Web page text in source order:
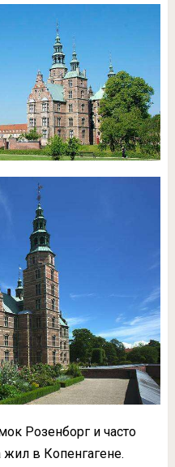
Розенборг и часто
жил в Копенгагене.